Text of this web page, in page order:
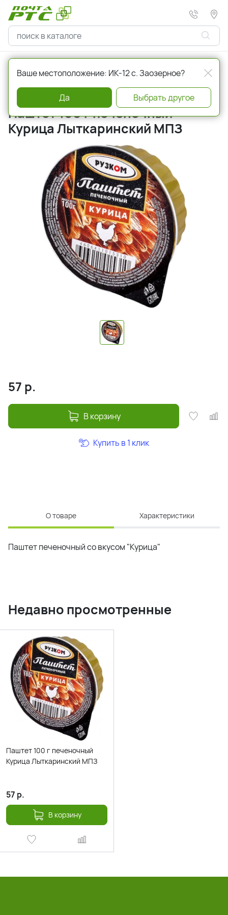
Главная Консервы Мясная консервация
Артикул 235603
Паштет 100 г печеночный
Курица Лыткаринский МПЗ
57 р.
В корзину
Купить в 1 клик
О товаре Характеристики
Паштет печеночный со вкусом "Курица"
Недавно просмотренные
Паштет 100 г печеночный
Курица Лыткаринский МПЗ
57 р.
В корзину
Ваше местоположение: ИК-12 с. Заозерное?
Да Выбрать другое